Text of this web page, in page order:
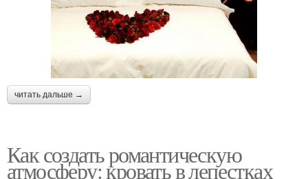
читать дальше →
Как создать романтическую
атмосферу: кровать в лепестках